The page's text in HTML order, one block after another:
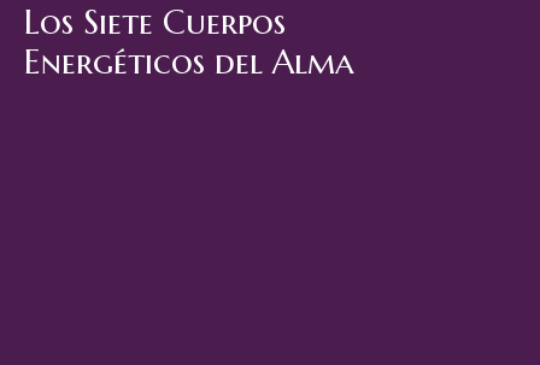
Los Siete Cuerpos
Energéticos del Alma